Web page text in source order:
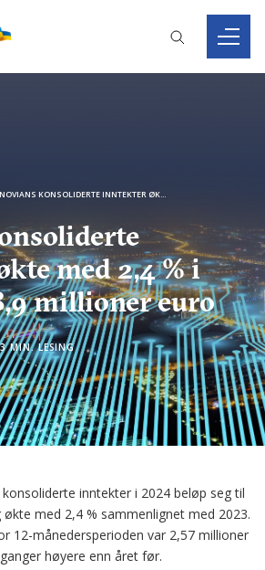
NOVIANS KONSOLIDERTE INNTEKTER ØKTE MED 2,4 % I 2024 TIL 38,9 MILLIONER EURO
med 2,4 % i
millioner euro
3 MIN. LESING
inntekter i 2024 beløp seg til
med 2,4 % sammenlignet med 2023.
12-månedersperioden var 2,57 millioner
høyere enn året før.